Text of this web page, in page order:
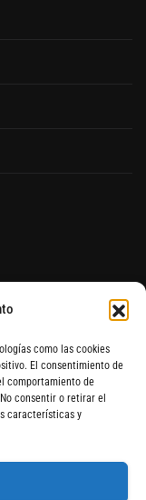
como las cookies
El consentimiento de
comportamiento de
consentir o retirar el
características y